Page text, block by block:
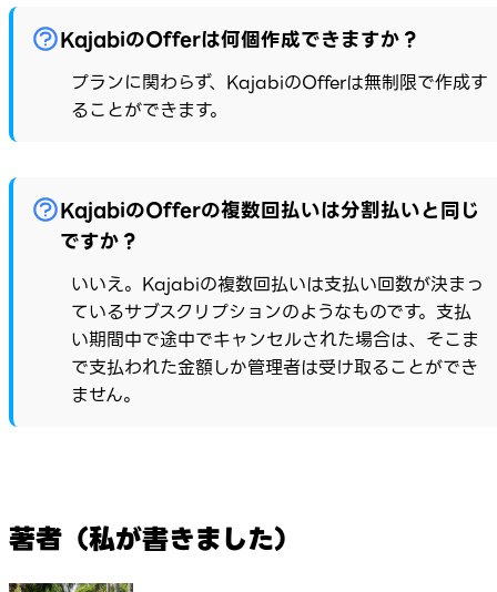
KajabiのOfferは何個作成できますか？
プランに関わらず、KajabiのOfferは無制限で作成す
ることができます。
KajabiのOfferの複数回払いは分割払いと同じ
ですか？
いいえ。Kajabiの複数回払いは支払い回数が決まっ
ているサブスクリプションのようなものです。支払
い期間中で途中でキャンセルされた場合は、そこま
で支払われた金額しか管理者は受け取ることができ
ません。
著者（私が書きました）